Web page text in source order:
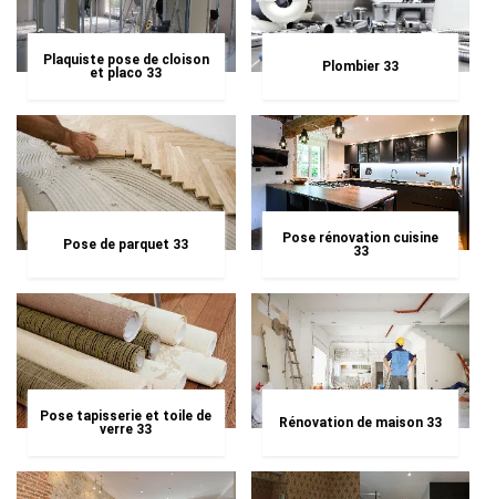
Plaquiste pose de cloison
et placo 33
Plombier 33
Pose de parquet 33
Pose rénovation cuisine
33
Pose tapisserie et toile de
verre 33
Rénovation de maison 33